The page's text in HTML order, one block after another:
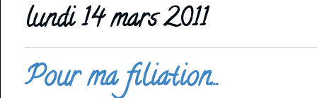
lundi 14 mars 2011
Pour ma filiation...